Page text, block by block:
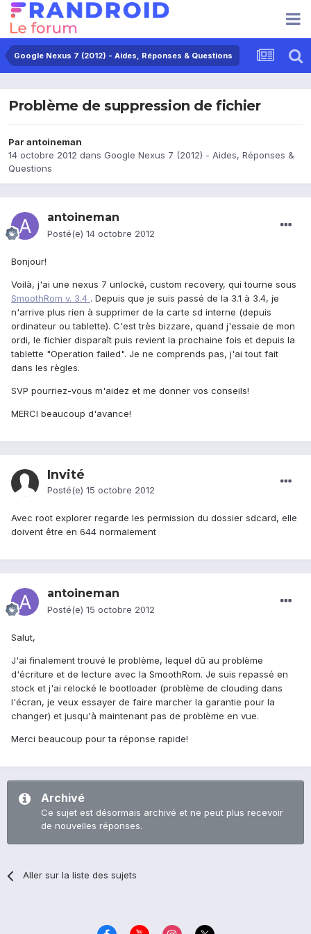
Google Nexus 7 (2012) - Aides, Réponses & Questions
Problème de suppression de fichier
Parantoineman
14 octobre 2012 dans Google Nexus 7 (2012) - Aides, Réponses &
Questions
antoineman
Posté(e) 14 octobre 2012
Bonjour!
Voilà, j'ai une nexus 7 unlocké, custom recovery, qui tourne sous
SmoothRom v. 3.4 . Depuis que je suis passé de la 3.1 à 3.4, je
n'arrive plus rien à supprimer de la carte sd interne (depuis
ordinateur ou tablette). C'est très bizzare, quand j'essaie de mon
ordi, le fichier disparaît puis revient la prochaine fois et depuis la
tablette "Operation failed". Je ne comprends pas, j'ai tout fait
dans les règles.
SVP pourriez-vous m'aidez et me donner vos conseils!
MERCI beaucoup d'avance!
Invité
Posté(e) 15 octobre 2012
Avec root explorer regarde les permission du dossier sdcard, elle
doivent être en 644 normalement
antoineman
Posté(e) 15 octobre 2012
Salut,
J'ai finalement trouvé le problème, lequel dû au problème
d'écriture et de lecture avec la SmoothRom. Je suis repassé en
stock et j'ai relocké le bootloader (problème de clouding dans
l'écran, je veux essayer de faire marcher la garantie pour la
changer) et jusqu'à maintenant pas de problème en vue.
Merci beaucoup pour ta réponse rapide!
Archivé
Ce sujet est désormais archivé et ne peut plus recevoir
de nouvelles réponses.
Aller sur la liste des sujets